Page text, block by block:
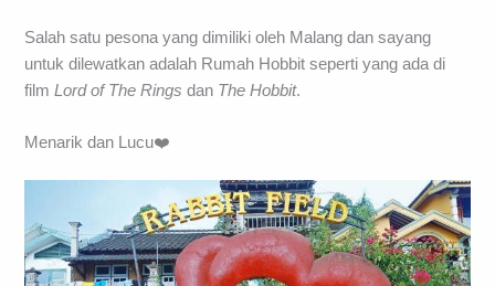
Salah satu pesona yang dimiliki oleh Malang dan sayang
untuk dilewatkan adalah Rumah Hobbit seperti yang ada di
filmLord of The Rings dan The Hobbit.
Menarik dan Lucu❤️